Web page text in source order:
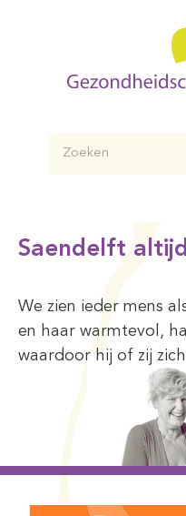
Saendelft altijd
We zien ieder mens
en haar warmtevol,
waardoor hij of zij